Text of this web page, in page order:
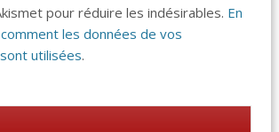
pour réduire les indésirables. En
les données de vos
utilisées.